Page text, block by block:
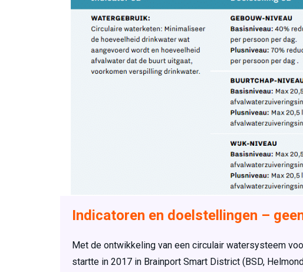
Indicatoren en doelstellingen –
Met de ontwikkeling van een circulair watersysteem
startte in 2017 in Brainport Smart District (BSD,